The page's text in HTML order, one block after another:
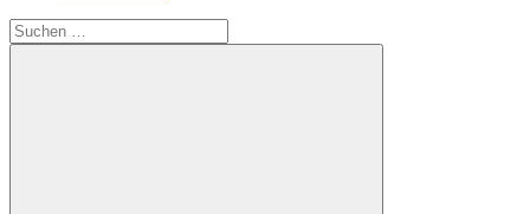
Suchen
nach: